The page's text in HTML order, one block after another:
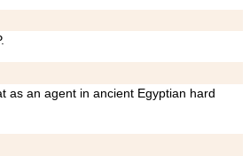
as an agent in ancient Egyptian hard